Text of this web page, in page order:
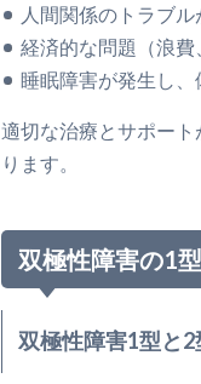
人間関係のトラブル
経済的な問題（浪費
睡眠障害が発生し
適切な治療とサポー
ります。
双極性障害の1
双極性障害1型と2